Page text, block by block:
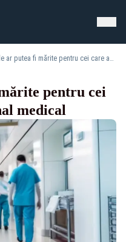
Pedepsele ar putea fi mărite pentru cei care agresează personal medical
pentru cei
medical